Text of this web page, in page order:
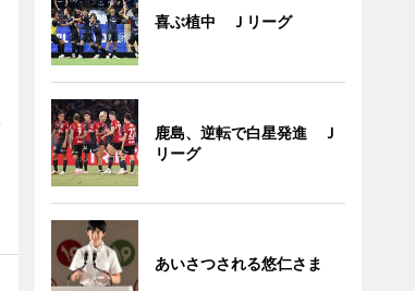
喜ぶ植中 Ｊリーグ
鹿島、逆転で白星発進 Ｊ
リーグ
あいさつされる悠仁さま